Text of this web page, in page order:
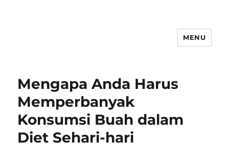
MENU
Mengapa Anda Harus
Memperbanyak
Konsumsi Buah dalam
Diet Sehari-hari